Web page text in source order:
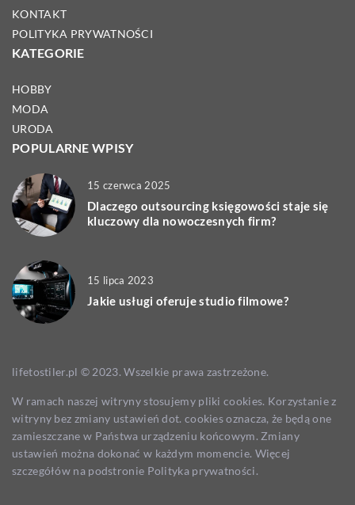
KONTAKT
POLITYKA PRYWATNOŚCI
KATEGORIE
HOBBY
MODA
URODA
POPULARNE WPISY
15 czerwca 2025
Dlaczego outsourcing księgowości staje się
kluczowy dla nowoczesnych firm?
15 lipca 2023
Jakie usługi oferuje studio filmowe?
lifetostiler.pl © 2023. Wszelkie prawa zastrzeżone.
W ramach naszej witryny stosujemy pliki cookies. Korzystanie z
witryny bez zmiany ustawień dot. cookies oznacza, że będą one
zamieszczane w Państwa urządzeniu końcowym. Zmiany
ustawień można dokonać w każdym momencie. Więcej
szczegółów na podstronie Polityka prywatności.